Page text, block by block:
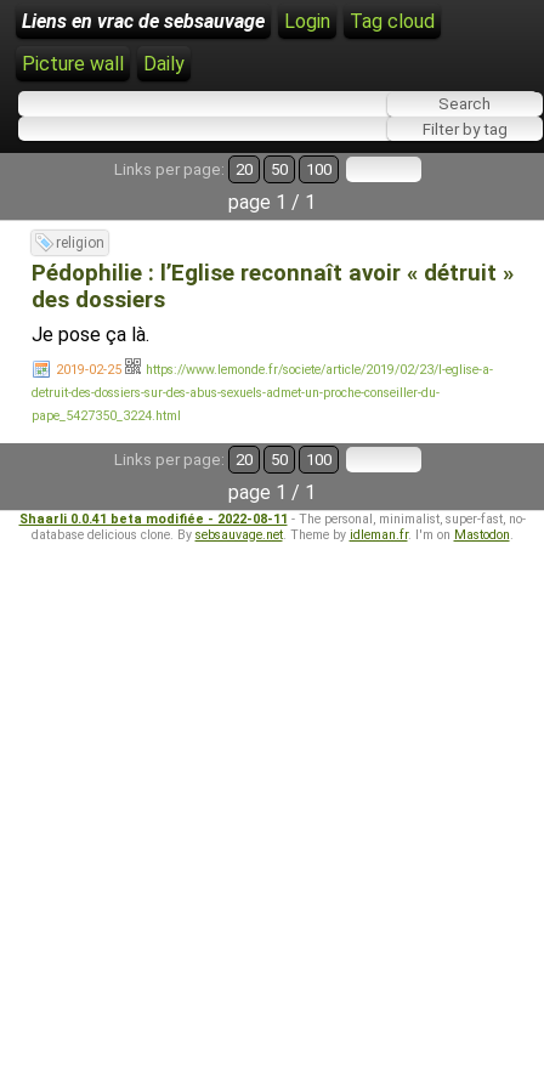
Liens en vrac de sebsauvage Login
Tag cloud
Picture wall
Daily
Links per page: 20 50 100
page 1 / 1
religion
Pédophilie : l’Eglise reconnaît avoir « détruit »
des dossiers
Je pose ça là.
2019-02-25
https://www.lemonde.fr/societe/article/2019/02/23/l-eglise-a-
detruit-des-dossiers-sur-des-abus-sexuels-admet-un-proche-conseiller-du-
pape_5427350_3224.html
Links per page: 20 50 100
page 1 / 1
Shaarli 0.0.41 beta modifiée - 2022-08-11 - The personal, minimalist, super-fast, no-
database delicious clone. By sebsauvage.net. Theme by idleman.fr. I'm on Mastodon.